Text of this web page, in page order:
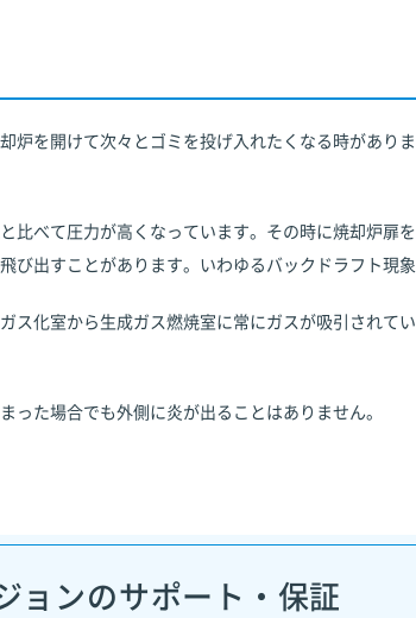
炉を開けて次々とゴミを投げ入れたくなる時があり
比べて圧力が高くなっています。その時に焼却炉扉
び出すことがあります。いわゆるバックドラフト現象
ス化室から生成ガス燃焼室に常にガスが吸引されて
った場合でも外側に炎が出ることはありません。
ョンのサポート・保証